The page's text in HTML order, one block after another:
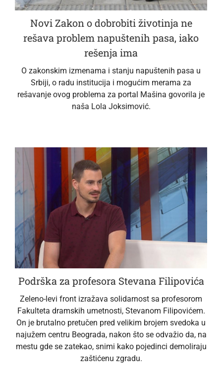
Novi Zakon o dobrobiti životinja ne
rešava problem napuštenih pasa, iako
rešenja ima
O zakonskim izmenama i stanju napuštenih pasa u
Srbiji, o radu institucija i mogućim merama za
rešavanje ovog problema za portal Mašina govorila je
naša Lola Joksimović.
Podrška za profesora Stevana Filipovića
Zeleno-levi front izražava solidarnost sa profesorom
Fakulteta dramskih umetnosti, Stevanom Filipovićem.
On je brutalno pretučen pred velikim brojem svedoka u
najužem centru Beograda, nakon što se odvažio da, na
mestu gde se zatekao, snimi kako pojedinci demoliraju
zaštićenu zgradu.